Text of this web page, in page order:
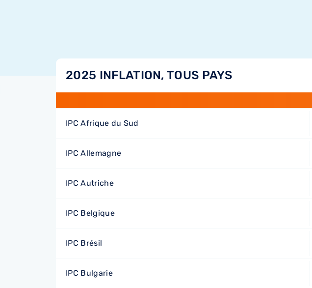
2025 INFLATION, TOUS PAYS
IPC Afrique du Sud
IPC Allemagne
IPC Autriche
IPC Belgique
IPC Brésil
IPC Bulgarie